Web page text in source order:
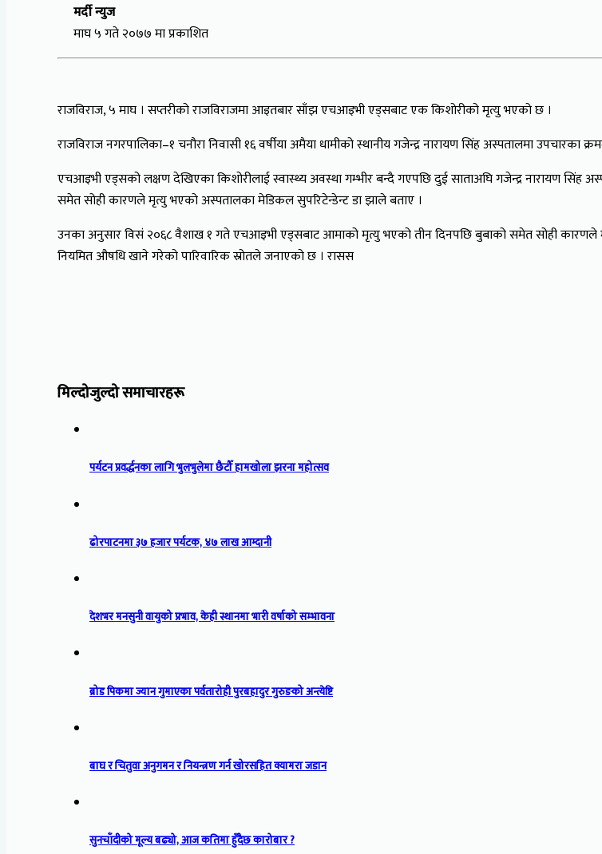
मर्दी न्युज
माघ ५ गते २०७७ मा प्रकाशित
राजविराज, ५ माघ । सप्तरीको राजविराजमा आइतबार साँझ एचआइभी एड्सबाट एक किशोरीको मृत्यु भएको छ ।
राजविराज नगरपालिका–१ चनौरा निवासी १६ वर्षीया अमैया धामीको स्थानीय गजेन्द्र नारायण सिंह अस्पतालमा उपचारका
एचआइभी एड्सको लक्षण देखिएका किशोरीलाई स्वास्थ्य अवस्था गम्भीर बन्दै गएपछि दुई साताअघि गजेन्द्र नारायण सिंह
समेत सोही कारणले मृत्यु भएको अस्पतालका मेडिकल सुपरिटेन्डेन्ट डा झाले बताए ।
उनका अनुसार विसं २०६८ वैशाख १ गते एचआइभी एड्सबाट आमाको मृत्यु भएको तीन दिनपछि बुबाको समेत सोही
नियमित औषधि खाने गरेको पारिवारिक स्रोतले जनाएको छ । रासस
मिल्दोजुल्दो समाचारहरू
पर्यटन प्रवर्द्धनका लागि भुलभुलेमा छैटौँ हामखोला झरना महोत्सव
ढोरपाटनमा ३७ हजार पर्यटक, ४७ लाख आम्दानी
देशभर मनसुनी वायुको प्रभाव, केही स्थानमा भारी वर्षाको सम्भावना
ब्रोड पिकमा ज्यान गुमाएका पर्वतारोही पुरबहादुर गुरुङको अन्त्येष्टि
बाघ र चितुवा अनुगमन र नियन्त्रण गर्न खोरसहित क्यामरा जडान
सुनचाँदीको मूल्य बढ्यो, आज कतिमा हुँदैछ कारोबार ?